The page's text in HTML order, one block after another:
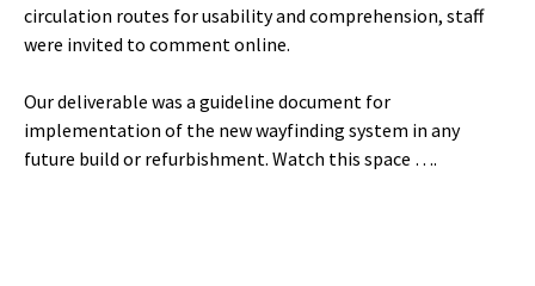
circulation routes for usability and comprehension, staff
were invited to comment online.
Our deliverable was a guideline document for
implementation of the new wayfinding system in any
future build or refurbishment. Watch this space ….